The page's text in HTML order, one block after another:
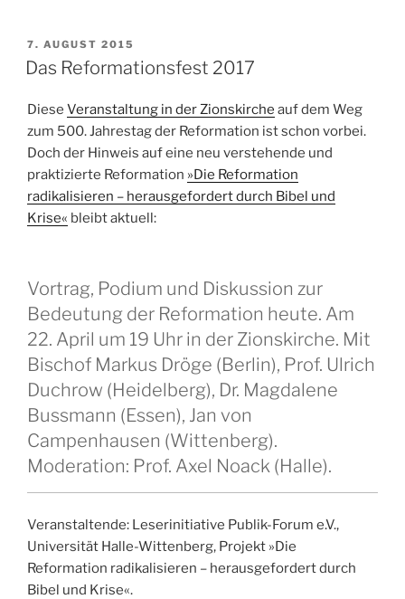
VERÖFFENTLICHT
AM
7. AUGUST 2015
Das Reformationsfest 2017
Diese Veranstaltung in der Zionskirche auf dem Weg
zum 500. Jahrestag der Reformation ist schon vorbei.
Doch der Hinweis auf eine neu verstehende und
praktizierte Reformation »Die Reformation
radikalisieren – herausgefordert durch Bibel und
Krise« bleibt aktuell:
Vortrag, Podium und Diskussion zur
Bedeutung der Reformation heute. Am
22. April um 19 Uhr in der Zionskirche. Mit
Bischof Markus Dröge (Berlin), Prof. Ulrich
Duchrow (Heidelberg), Dr. Magdalene
Bussmann (Essen), Jan von
Campenhausen (Wittenberg).
Moderation: Prof. Axel Noack (Halle).
Veranstaltende: Leserinitiative Publik-Forum e.V.,
Universität Halle-Wittenberg, Projekt »Die
Reformation radikalisieren – herausgefordert durch
Bibel und Krise«.